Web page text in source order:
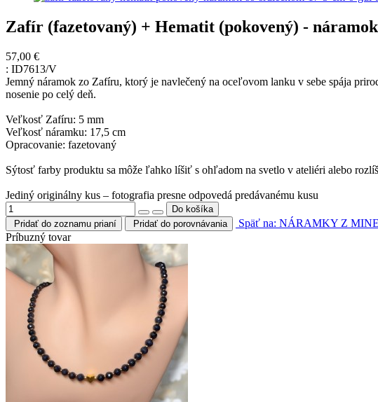
Zafír (fazetovaný) + Hematit (pokovený) -
57,00 €
: ID7613/V
Jemný náramok zo Zafíru, ktorý je navlečený na oceľovom lanku v sebe spája
nosenie po celý deň.
Veľkosť Zafíru: 5 mm
Veľkosť náramku: 17,5 cm
Opracovanie: fazetovaný
Sýtosť farby produktu sa môže ľahko líšiť s ohľadom na svetlo v ateliéri alebo
Jediný originálny kus – fotografia presne odpovedá predávanému kusu
Pridať do zoznamu prianí Pridať do porovnávania
Späť na: NÁRAMKY Z
Príbuzný tovar